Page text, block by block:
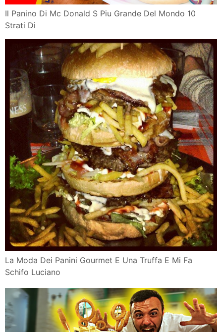
Il Panino Di Mc Donald S Piu Grande Del Mondo 10
Strati Di
La Moda Dei Panini Gourmet E Una Truffa E Mi Fa
Schifo Luciano